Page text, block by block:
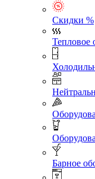
Скидки %
Тепловое
Барное